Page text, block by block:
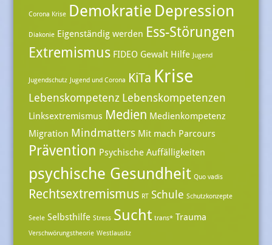
Corona Krise Demokratie Depression
Diakonie Eigenständig werden Ess-Störungen
Extremismus FIDEO Gewalt Hilfe Jugend
Jugendschutz Jugend und Corona KiTa Krise
Lebenskompetenz Lebenskompetenzen
Linksextremismus Medien Medienkompetenz
Migration Mindmatters Mit mach Parcours
Prävention Psychische Auffälligkeiten
psychische Gesundheit Quo vadis
Rechtsextremismus RT Schule Schutzkonzepte
Seele Selbsthilfe Stress Sucht trans* Trauma
Verschwörungstheorie Westlausitz